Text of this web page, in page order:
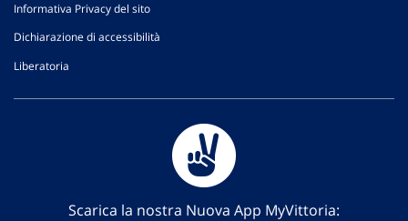
Informativa Privacy del sito
Dichiarazione di accessibilità
Liberatoria
Scarica la nostra Nuova App MyVittoria: